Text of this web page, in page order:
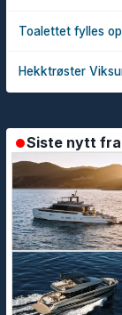
Toalettet fylles
Hekktrøster
Siste nytt fra